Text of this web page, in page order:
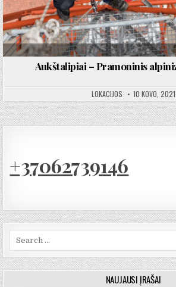
Aukštalipiai – Pramoninis
LOKACIJOS 10 KOVO, 2021
+37062739146
Search for:
NAUJAUSI ĮRAŠAI